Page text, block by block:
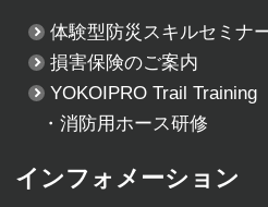
体験型防災スキルセミナ
損害保険のご案内
YOKOIPRO Trail Training
・消防用ホース研修
インフォメーション